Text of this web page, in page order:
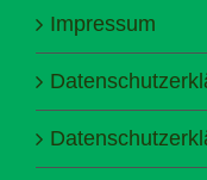
Impressum